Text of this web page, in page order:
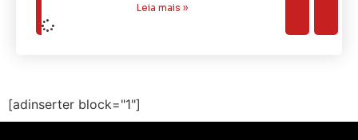
Leia mais »
[adinserter block="1"]